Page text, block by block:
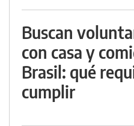
Buscan
con casa y
Brasil: qué
cumplir